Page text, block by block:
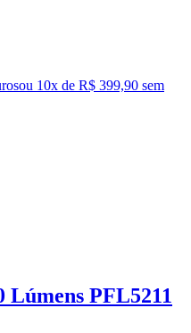
ou 10x de R$ 399,90 sem
PFL5211